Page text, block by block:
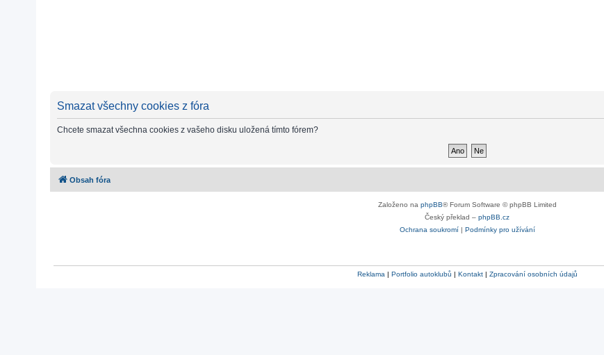
Smazat všechny cookies z fóra
Chcete smazat všechna cookies z vašeho disku uložená tímto fórem?
Obsah fóra
Založeno na phpBB® Forum Software © phpBB Limited
Český překlad – phpBB.cz
Ochrana soukromí| Podmínky pro užívání
Reklama | Portfolio autoklubů | Kontakt| Zpracování osobních údajů